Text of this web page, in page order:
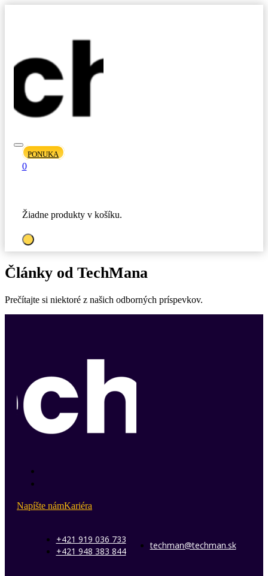
PONUKA
0
Žiadne produkty v košíku.
Články od TechMana
Prečítajte si niektoré z našich odborných príspevkov.
Napíšte námKariéra
+421 919 036 733
+421 948 383 844
techman@techman.sk